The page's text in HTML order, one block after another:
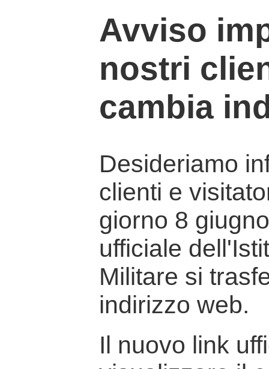
Avviso
nostri
cambia
Desideriamo
clienti e
giorno 8
ufficiale
Militare si
indirizzo web.
Il nuovo link